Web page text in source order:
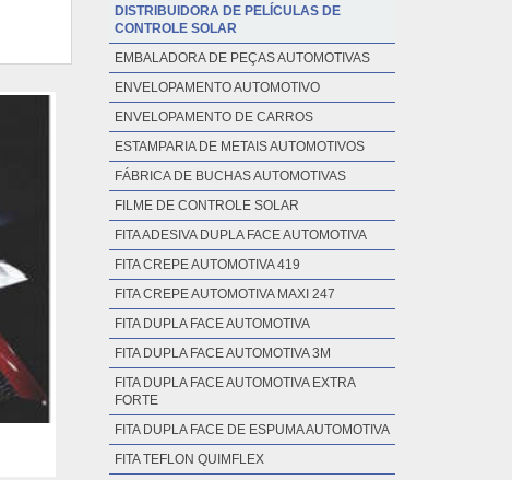
DISTRIBUIDORA DE PELÍCULAS DE
CONTROLE SOLAR
EMBALADORA DE PEÇAS AUTOMOTIVAS
ENVELOPAMENTO AUTOMOTIVO
ENVELOPAMENTO DE CARROS
ESTAMPARIA DE METAIS AUTOMOTIVOS
FÁBRICA DE BUCHAS AUTOMOTIVAS
FILME DE CONTROLE SOLAR
FITA ADESIVA DUPLA FACE AUTOMOTIVA
FITA CREPE AUTOMOTIVA 419
FITA CREPE AUTOMOTIVA MAXI 247
FITA DUPLA FACE AUTOMOTIVA
FITA DUPLA FACE AUTOMOTIVA 3M
FITA DUPLA FACE AUTOMOTIVA EXTRA
FORTE
FITA DUPLA FACE DE ESPUMA AUTOMOTIVA
FITA TEFLON QUIMFLEX